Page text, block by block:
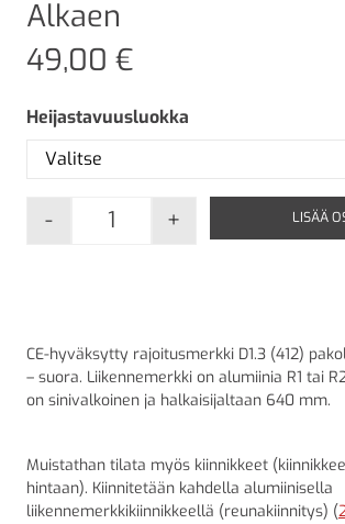
Alkaen
49,00 €
Heijastavuusluokka
D1.3 Pakollinen ajosuunta -
- + LISÄÄ
CE-hyväksytty rajoitusmerkki D1.3 (412)
– suora. Liikennemerkki on alumiinia R1 tai
on sinivalkoinen ja halkaisijaltaan 640 mm.
Muistathan tilata myös kiinnikkeet
hintaan). Kiinnitetään kahdella alumiinisella
liikennemerkkikiinnikkeellä (reunakiinnitys) (